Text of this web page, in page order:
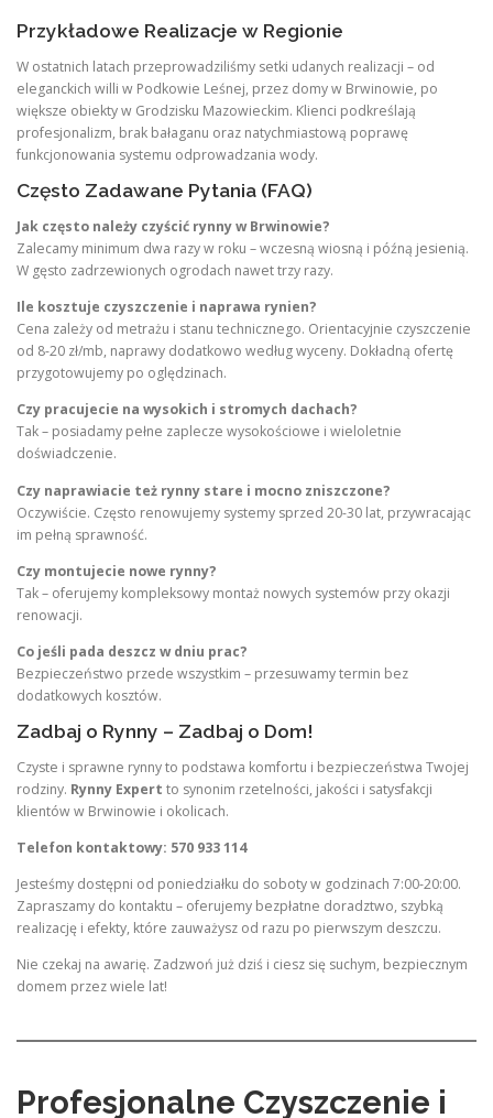
Przykładowe Realizacje w Regionie
W ostatnich latach przeprowadziliśmy setki udanych realizacji – od
eleganckich willi w Podkowie Leśnej, przez domy w Brwinowie, po
większe obiekty w Grodzisku Mazowieckim. Klienci podkreślają
profesjonalizm, brak bałaganu oraz natychmiastową poprawę
funkcjonowania systemu odprowadzania wody.
Często Zadawane Pytania (FAQ)
Jak często należy czyścić rynny w Brwinowie?
Zalecamy minimum dwa razy w roku – wczesną wiosną i późną jesienią.
W gęsto zadrzewionych ogrodach nawet trzy razy.
Ile kosztuje czyszczenie i naprawa rynien?
Cena zależy od metrażu i stanu technicznego. Orientacyjnie czyszczenie
od 8-20 zł/mb, naprawy dodatkowo według wyceny. Dokładną ofertę
przygotowujemy po oględzinach.
Czy pracujecie na wysokich i stromych dachach?
Tak – posiadamy pełne zaplecze wysokościowe i wieloletnie
doświadczenie.
Czy naprawiacie też rynny stare i mocno zniszczone?
Oczywiście. Często renowujemy systemy sprzed 20-30 lat, przywracając
im pełną sprawność.
Czy montujecie nowe rynny?
Tak – oferujemy kompleksowy montaż nowych systemów przy okazji
renowacji.
Co jeśli pada deszcz w dniu prac?
Bezpieczeństwo przede wszystkim – przesuwamy termin bez
dodatkowych kosztów.
Zadbaj o Rynny – Zadbaj o Dom!
Czyste i sprawne rynny to podstawa komfortu i bezpieczeństwa Twojej
rodziny. Rynny Expert to synonim rzetelności, jakości i satysfakcji
klientów w Brwinowie i okolicach.
Telefon kontaktowy: 570 933 114
Jesteśmy dostępni od poniedziałku do soboty w godzinach 7:00-20:00.
Zapraszamy do kontaktu – oferujemy bezpłatne doradztwo, szybką
realizację i efekty, które zauważysz od razu po pierwszym deszczu.
Nie czekaj na awarię. Zadzwoń już dziś i ciesz się suchym, bezpiecznym
domem przez wiele lat!
Profesjonalne Czyszczenie i